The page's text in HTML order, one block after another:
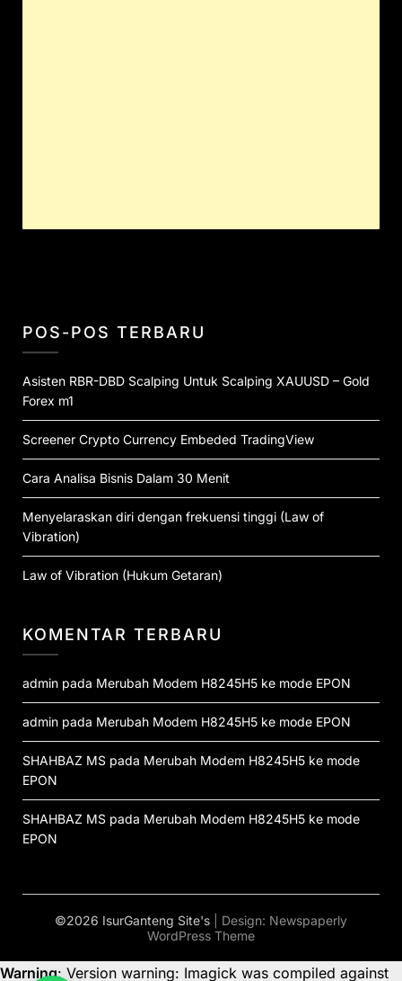
POS-POS TERBARU
Asisten RBR-DBD Scalping Untuk Scalping XAUUSD – Gold
Forex m1
Screener Crypto Currency Embeded TradingView
Cara Analisa Bisnis Dalam 30 Menit
Menyelaraskan diri dengan frekuensi tinggi (Law of
Vibration)
Law of Vibration (Hukum Getaran)
KOMENTAR TERBARU
admin pada Merubah Modem H8245H5 ke mode EPON
admin pada Merubah Modem H8245H5 ke mode EPON
SHAHBAZ MS pada Merubah Modem H8245H5 ke mode
EPON
SHAHBAZ MS pada Merubah Modem H8245H5 ke mode
EPON
©2026 IsurGanteng Site's | Design: Newspaperly
WordPress Theme
Warning: Version warning: Imagick was compiled against